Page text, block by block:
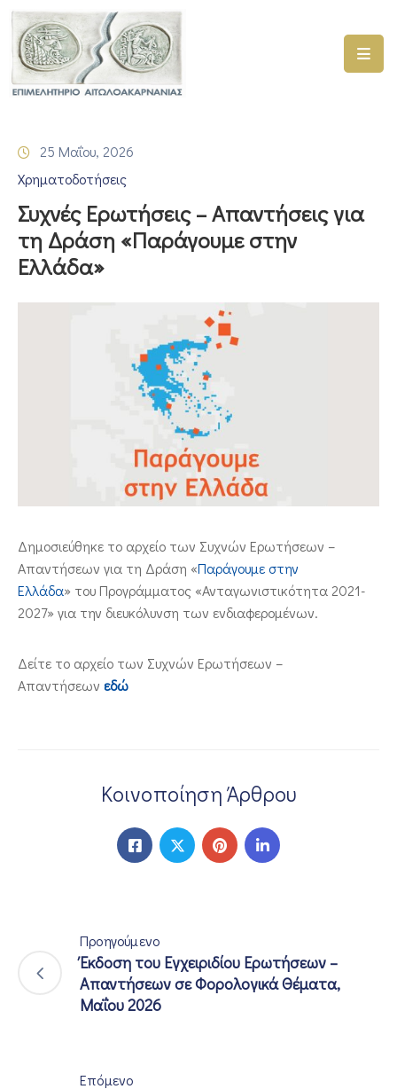
ΑΡΧΙΚΗ
ΓΕΜΗ
–
ΠΡΟΓΡΑΜΜΑΤΑ
ΕΠΙΜΕΛΗΤΗΡΙΟΥ
ΣΥΜΜΕΤΟΧΗ
25 Μαΐου, 2026
Χρηματοδοτήσεις
Συχνές Ερωτήσεις – Απαντήσεις για
τη Δράση «Παράγουμε στην
Ελλάδα»
Δημοσιεύθηκε το αρχείο των Συχνών Ερωτήσεων –
Απαντήσεων για τη Δράση «Παράγουμε στην
Ελλάδα» του Προγράμματος «Ανταγωνιστικότητα 2021-
2027» για την διευκόλυνση των ενδιαφερομένων.
Δείτε το αρχείο των Συχνών Ερωτήσεων –
Απαντήσεων εδώ
Κοινοποίηση Άρθρου
Προηγούμενο
Έκδοση του Εγχειριδίου Ερωτήσεων –
Απαντήσεων σε Φορολογικά Θέματα,
Μαΐου 2026
Επόμενο